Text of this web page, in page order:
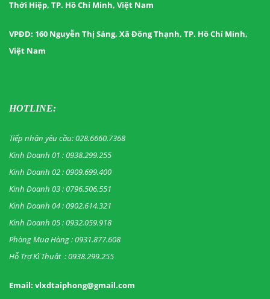
Thới Hiệp, TP. Hồ Chí Minh, Việt Nam
VPĐD: 160 Nguyễn Thị Sáng, Xã Đông Thạnh, TP. Hồ Chí Minh,
Việt Nam
HOTLINE:
Tiếp nhận yêu cầu: 028.6660.7368
Kinh Doanh 01 : 0938.299.255
Kinh Doanh 02 : 0909.699.400
Kinh Doanh 03 : 0796.506.551
Kinh Doanh 04 : 0902.614.321
Kinh Doanh 05 : 0932.059.918
Phòng Mua Hàng : 0931.877.608
Hỗ Trợ Kĩ Thuât : 0938.299.255
Email: vlxdtaiphong@gmail.com